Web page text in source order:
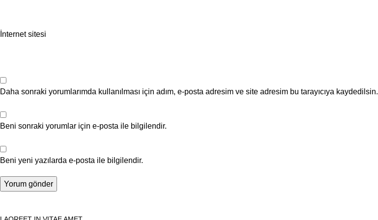
İnternet sitesi
Daha sonraki yorumlarımda kullanılması için adım, e-posta adresim ve site adresim bu tarayıcıya kaydedilsin.
Beni sonraki yorumlar için e-posta ile bilgilendir.
Beni yeni yazılarda e-posta ile bilgilendir.